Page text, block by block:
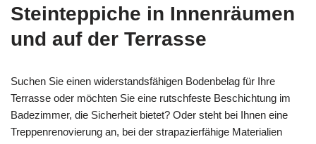
Steinteppiche in Innenräumen
und auf der Terrasse
Suchen Sie einen widerstandsfähigen Bodenbelag für Ihre
Terrasse oder möchten Sie eine rutschfeste Beschichtung im
Badezimmer, die Sicherheit bietet? Oder steht bei Ihnen eine
Treppenrenovierung an, bei der strapazierfähige Materialien